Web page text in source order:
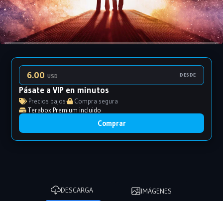
6.00USD DESDE
Pásate a VIP en minutos
Precios bajos·
Compra segura
Terabox Premium incluido
Comprar
DESCARGA IMÁGENES